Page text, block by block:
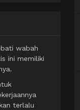
wabah
ini memiliki
terlalu